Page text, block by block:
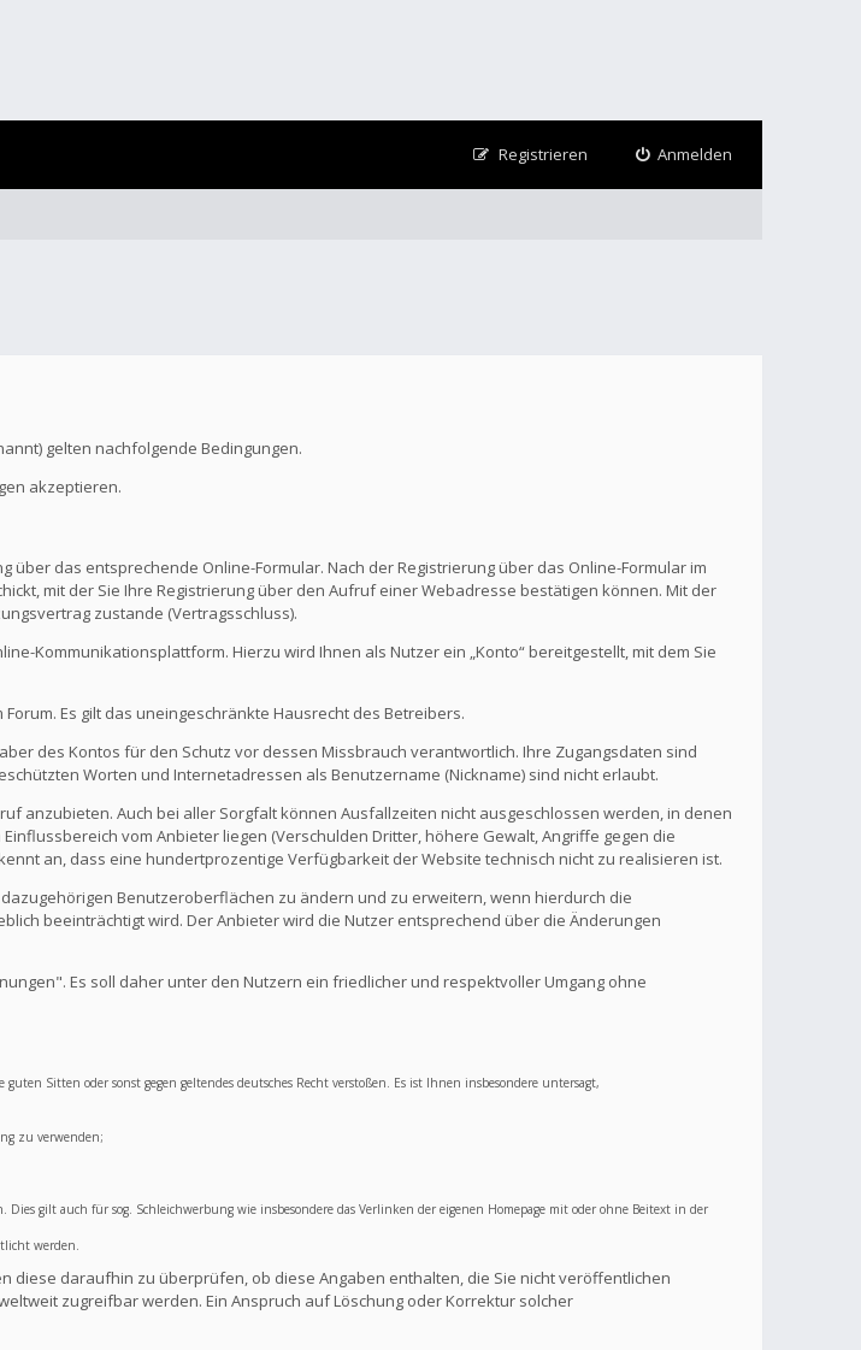
Anmelden
Registrieren
gelten nachfolgende Bedingungen.
akzeptieren.
das entsprechende Online-Formular. Nach der Registrierung über das Online-Formular im
mit der Sie Ihre Registrierung über den Aufruf einer Webadresse bestätigen können. Mit der
zustande (Vertragsschluss).
Kommunikationsplattform. Hierzu wird Ihnen als Nutzer ein „Konto“ bereitgestellt, mit dem Sie
Es gilt das uneingeschränkte Hausrecht des Betreibers.
des Kontos für den Schutz vor dessen Missbrauch verantwortlich. Ihre Zugangsdaten sind
Worten und Internetadressen als Benutzername (Nickname) sind nicht erlaubt.
anzubieten. Auch bei aller Sorgfalt können Ausfallzeiten nicht ausgeschlossen werden, in denen
vom Anbieter liegen (Verschulden Dritter, höhere Gewalt, Angriffe gegen die
an, dass eine hundertprozentige Verfügbarkeit der Website technisch nicht zu realisieren ist.
Benutzeroberflächen zu ändern und zu erweitern, wenn hierdurch die
beeinträchtigt wird. Der Anbieter wird die Nutzer entsprechend über die Änderungen
Es soll daher unter den Nutzern ein friedlicher und respektvoller Umgang ohne
Sitten oder sonst gegen geltendes deutsches Recht verstoßen. Es ist Ihnen insbesondere untersagt,
zu verwenden;
gilt auch für sog. Schleichwerbung wie insbesondere das Verlinken der eigenen Homepage mit oder ohne Beitext in der
werden.
diese daraufhin zu überprüfen, ob diese Angaben enthalten, die Sie nicht veröffentlichen
zugreifbar werden. Ein Anspruch auf Löschung oder Korrektur solcher